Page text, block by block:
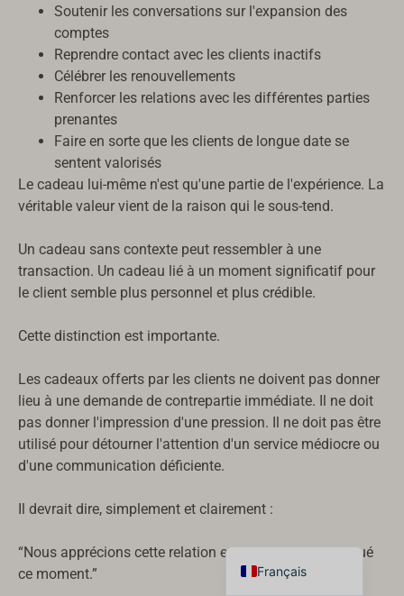
Soutenir les conversations sur l'expansion des
comptes
Reprendre contact avec les clients inactifs
Célébrer les renouvellements
Renforcer les relations avec les différentes parties
prenantes
Faire en sorte que les clients de longue date se
sentent valorisés
Le cadeau lui-même n'est qu'une partie de l'expérience. La
véritable valeur vient de la raison qui le sous-tend.
Un cadeau sans contexte peut ressembler à une
transaction. Un cadeau lié à un moment significatif pour
le client semble plus personnel et plus crédible.
Cette distinction est importante.
Les cadeaux offerts par les clients ne doivent pas donner
lieu à une demande de contrepartie immédiate. Il ne doit
pas donner l'impression d'une pression. Il ne doit pas être
utilisé pour détourner l'attention d'un service médiocre ou
d'une communication déficiente.
Il devrait dire, simplement et clairement :
“Nous apprécions cette relation et nous avons remarqué
ce moment.”
Français
Español
Italiano
Deutsch
日本語
Dansk
Suomi
한국어
Ελληνικά
Türkçe